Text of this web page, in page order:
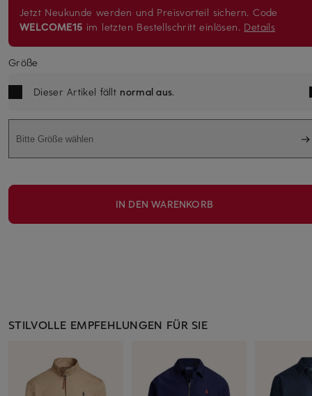
Jetzt Neukunde werden und Preisvorteil sichern. Code
WELCOME15 im letzten Bestellschritt einlösen. Details
Größe
Dieser Artikel fällt normal aus.
Bitte Größe wählen
IN DEN WARENKORB
STILVOLLE EMPFEHLUNGEN FÜR SIE